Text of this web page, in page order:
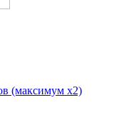
(максимум х2)